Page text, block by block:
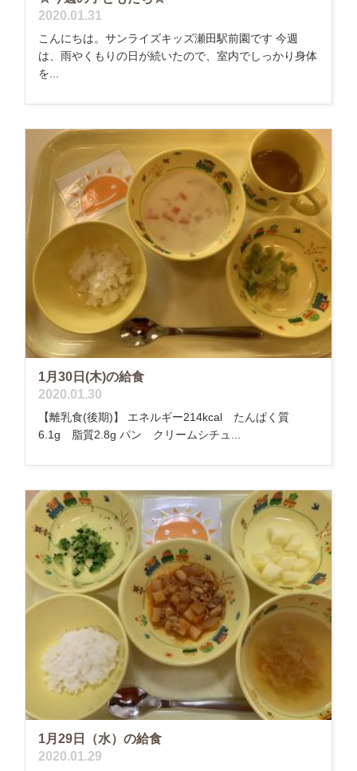
2020.01.31
こんにちは。サンライズキッズ瀬田駅前園です 今週
は、雨やくもりの日が続いたので、室内でしっかり身体
を...
1月30日(木)の給食
2020.01.30
【離乳食(後期)】 エネルギー214kcal たんぱく質
6.1g 脂質2.8g パン クリームシチュ...
1月29日（水）の給食
2020.01.29